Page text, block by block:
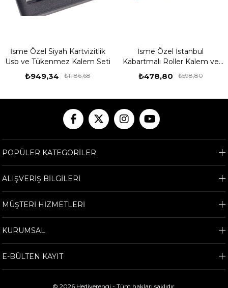
İsme Özel Siyah Kartvizitlik
Usb ve Tükenmez Kalem Seti
₺949,34 ₺1.186,68
İsme Özel İstanbul
Kabartmalı Roller Kalem ve
Ahşap Kutu Seti
₺478,80 ₺598,80
POPÜLER KATEGORİLER
ALIŞVERİŞ BİLGİLERİ
MÜŞTERİ HİZMETLERİ
KURUMSAL
E-BÜLTEN KAYIT
© 2026 Hediyerengi - Tüm hakları saklıdır.